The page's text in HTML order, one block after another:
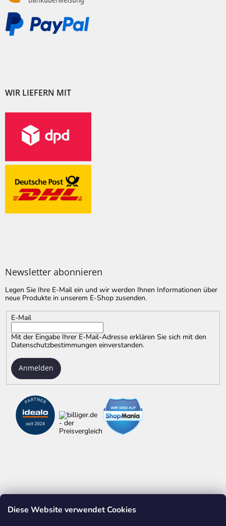
Diese Website verwendet Cookies
WIR LIEFERN MIT
Newsletter abonnieren
Legen Sie Ihre E-Mail ein und wir werden Ihnen Informationen über
neue Produkte in unserem E-Shop zusenden.
E-Mail
Mit der Eingabe Ihrer E-Mail-Adresse erklären Sie sich mit den
Datenschutzbestimmungen einverstanden.
Anmelden
ALLES ÜBER ZOLLSTÖCKE WERBEDRUCK AUF ARTIKELN